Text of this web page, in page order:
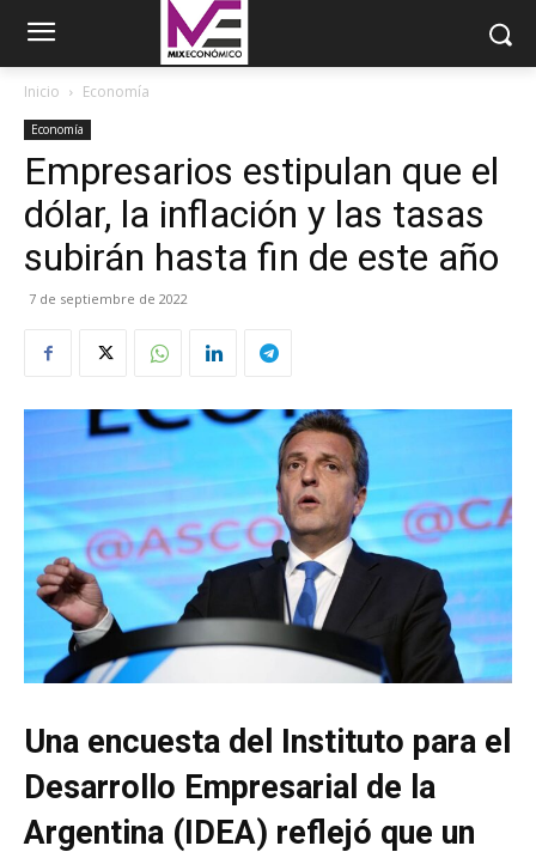
Inicio Economía
Economía
Empresarios estipulan que el
dólar, la inflación y las tasas
subirán hasta fin de este año
7 de septiembre de 2022
Una encuesta del Instituto para el
Desarrollo Empresarial de la
Argentina (IDEA) reflejó que un